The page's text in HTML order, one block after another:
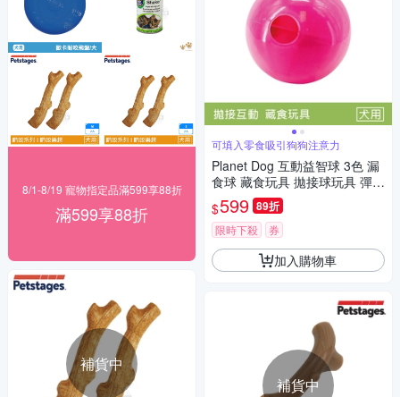
8/1-8/19 寵物指定品滿599享88折
滿599享88折
補貨中
可填入零食吸引狗狗注意力
Planet Dog 互動益智球 3色 漏
食球 藏食玩具 拋接球玩具 彈力
球 狗玩具 慢食球 益智玩具 中
大型犬
$599 89折
限時下殺 券
加入購物車
補貨中